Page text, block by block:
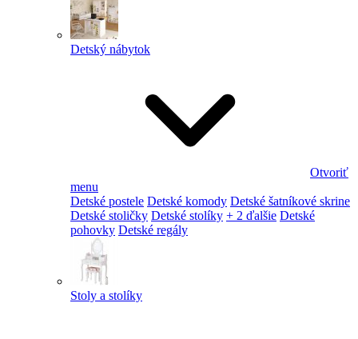
Detský nábytok
Otvoriť
menu
Detské postele Detské komody Detské šatníkové skrine
Detské stoličky Detské stolíky + 2 ďalšie Detské
pohovky Detské regály
Stoly a stolíky